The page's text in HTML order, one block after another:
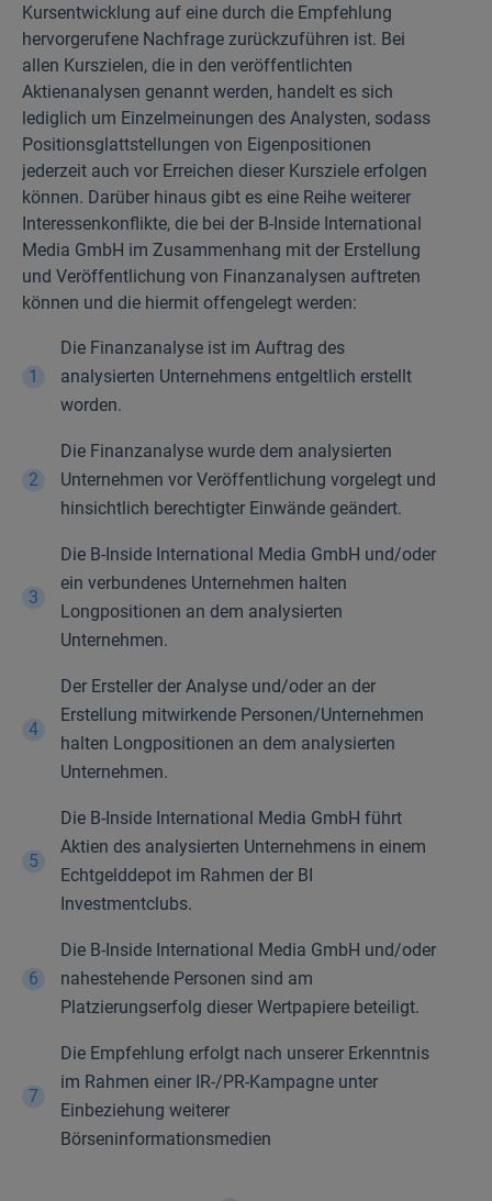
Kursentwicklung auf eine durch die Empfehlung
hervorgerufene Nachfrage zurückzuführen ist. Bei
allen Kurszielen, die in den veröffentlichten
Aktienanalysen genannt werden, handelt es sich
lediglich um Einzelmeinungen des Analysten, sodass
Positionsglattstellungen von Eigenpositionen
jederzeit auch vor Erreichen dieser Kursziele erfolgen
können. Darüber hinaus gibt es eine Reihe weiterer
Interessenkonflikte, die bei der B-Inside International
Media GmbH im Zusammenhang mit der Erstellung
und Veröffentlichung von Finanzanalysen auftreten
können und die hiermit offengelegt werden:
Die Finanzanalyse ist im Auftrag des
analysierten Unternehmens entgeltlich erstellt
worden.
Die Finanzanalyse wurde dem analysierten
Unternehmen vor Veröffentlichung vorgelegt und
hinsichtlich berechtigter Einwände geändert.
Die B-Inside International Media GmbH und/oder
ein verbundenes Unternehmen halten
Longpositionen an dem analysierten
Unternehmen.
Der Ersteller der Analyse und/oder an der
Erstellung mitwirkende Personen/Unternehmen
halten Longpositionen an dem analysierten
Unternehmen.
Die B-Inside International Media GmbH führt
Aktien des analysierten Unternehmens in einem
Echtgelddepot im Rahmen der BI
Investmentclubs.
Die B-Inside International Media GmbH und/oder
nahestehende Personen sind am
Platzierungserfolg dieser Wertpapiere beteiligt.
Die Empfehlung erfolgt nach unserer Erkenntnis
im Rahmen einer IR-/PR-Kampagne unter
Einbeziehung weiterer
Börseninformationsmedien